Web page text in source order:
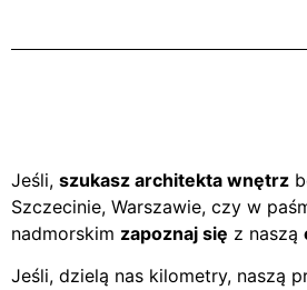
Jeśli, szukasz architekta wnętrz
Szczecinie, Warszawie, czy w
nadmorskim zapoznaj się z naszą
Jeśli, dzielą nas kilometry, naszą